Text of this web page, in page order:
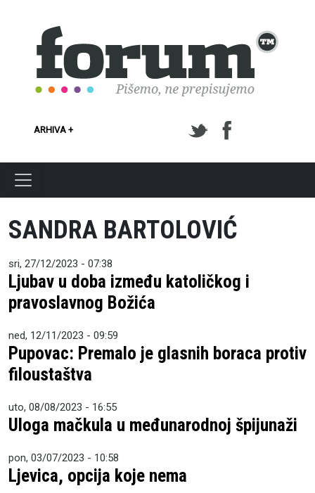
ARHIVA +
SANDRA BARTOLOVIĆ
sri, 27/12/2023 - 07:38
Ljubav u doba između katoličkog i
pravoslavnog Božića
ned, 12/11/2023 - 09:59
Pupovac: Premalo je glasnih boraca protiv
filoustaštva
uto, 08/08/2023 - 16:55
Uloga mačkula u međunarodnoj špijunaži
pon, 03/07/2023 - 10:58
Ljevica, opcija koje nema